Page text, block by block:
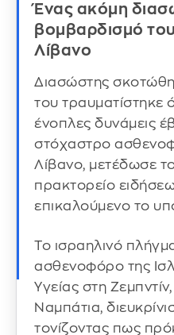
Ένας ακόμη
βομβαρδισμό
Λίβανο
Διασώστης
του τραυματίστηκε
ένοπλες δυνάμεις
στόχαστρο
Λίβανο, μετέδωσε
πρακτορείο
επικαλούμενο το
Το ισραηλινό
ασθενοφόρο της
Υγείας στη
Ναμπάτια,
τονίζοντας πως